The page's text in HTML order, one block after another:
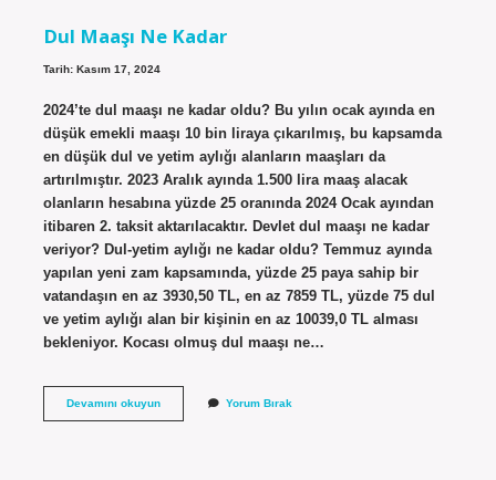
Dul Maaşı Ne Kadar
Tarih: Kasım 17, 2024
2024’te dul maaşı ne kadar oldu? Bu yılın ocak ayında en
düşük emekli maaşı 10 bin liraya çıkarılmış, bu kapsamda
en düşük dul ve yetim aylığı alanların maaşları da
artırılmıştır. 2023 Aralık ayında 1.500 lira maaş alacak
olanların hesabına yüzde 25 oranında 2024 Ocak ayından
itibaren 2. taksit aktarılacaktır. Devlet dul maaşı ne kadar
veriyor? Dul-yetim aylığı ne kadar oldu? Temmuz ayında
yapılan yeni zam kapsamında, yüzde 25 paya sahip bir
vatandaşın en az 3930,50 TL, en az 7859 TL, yüzde 75 dul
ve yetim aylığı alan bir kişinin en az 10039,0 TL alması
bekleniyor. Kocası olmuş dul maaşı ne…
Devamını okuyunDul
Yorum Bırak